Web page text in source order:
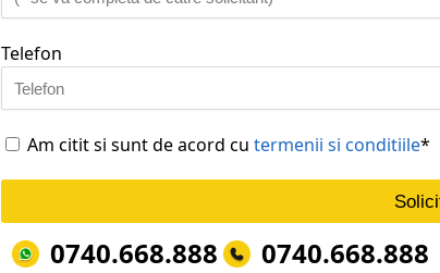
Telefon
Am citit si sunt de acord cu termenii si conditiile*
0740.668.888 0740.668.888